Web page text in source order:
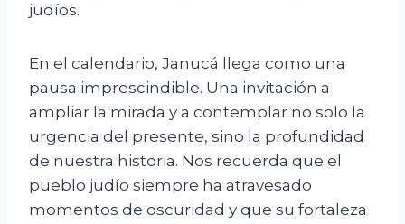
judíos.
En el calendario, Janucá llega como una
pausa imprescindible. Una invitación a
ampliar la mirada y a contemplar no solo la
urgencia del presente, sino la profundidad
de nuestra historia. Nos recuerda que el
pueblo judío siempre ha atravesado
momentos de oscuridad y que su fortaleza